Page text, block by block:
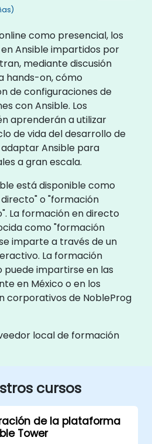
como presencial, los
Ansible impartidos por
mediante discusión
hands-on, cómo
de configuraciones de
con Ansible. Los
aprenderán a utilizar
de vida del desarrollo de
Ansible para
a gran escala.
está disponible como
o "formación
La formación en directo
como "formación
imparte a través de un
La formación
impartirse en las
en México o en los
corporativos de NobleProg
local de formación
cursos
de la plataforma
Tower